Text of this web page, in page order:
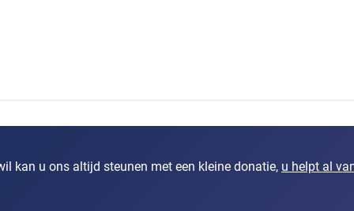
kan u ons altijd steunen met een kleine donatie, u helpt al